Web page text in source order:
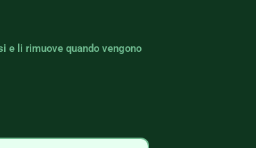
e li rimuove quando vengono